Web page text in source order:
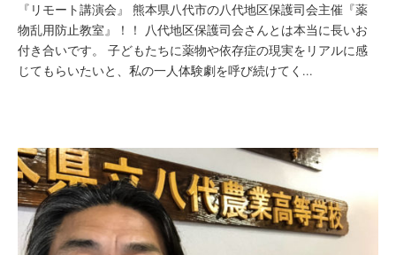
『リモート講演会』 熊本県八代市の八代地区保護司会主催『薬
物乱用防止教室』！！ 八代地区保護司会さんとは本当に長いお
付き合いです。 子どもたちに薬物や依存症の現実をリアルに感
じてもらいたいと、私の一人体験劇を呼び続けてく...